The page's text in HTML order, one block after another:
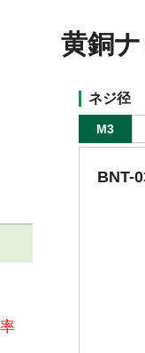
黄銅
ネジ径
M3
BNT-